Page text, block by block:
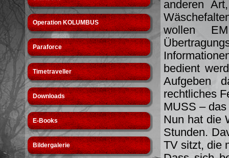
Operation KOLUMBUS
Paraforce
Timetraveller
Downloads
E-Books
Bildergalerie
anderen
wollen
bedient
Aufgeben
rechtliches
MUSS –
Nun hat die
Stunden.
TV sitzt, die